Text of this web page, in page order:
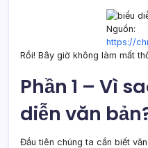
Nguồn:
https://
Rồi! Bây giờ không làm mất
Phần 1 – Vì
diễn văn
Đầu tiên chúng ta cần biết